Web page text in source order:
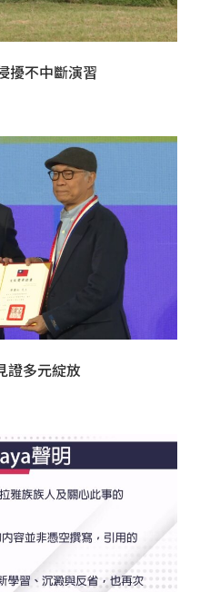
擾不中斷演習
證多元綻放